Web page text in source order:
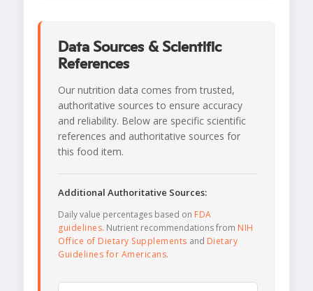
Data Sources & Scientific
References
Our nutrition data comes from trusted,
authoritative sources to ensure accuracy
and reliability. Below are specific scientific
references and authoritative sources for
this food item.
Additional Authoritative Sources:
Daily value percentages based on FDA
guidelines. Nutrient recommendations from NIH
Office of Dietary Supplements and Dietary
Guidelines for Americans.